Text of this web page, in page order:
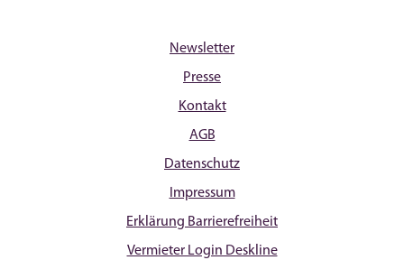
Newsletter
Presse
Kontakt
AGB
Datenschutz
Impressum
Erklärung Barrierefreiheit
Vermieter Login Deskline